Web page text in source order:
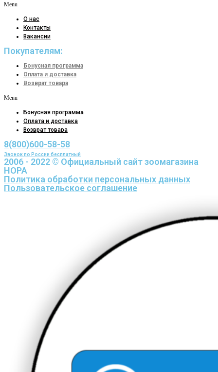
Menu
О нас
Контакты
Вакансии
Покупателям:
Бонусная программа
Оплата и доставка
Возврат товара
Menu
Бонусная программа
Оплата и доставка
Возврат товара
8(800)600-58-58
Звонок по России бесплатный
2006 - 2022 © Официальный сайт зоомагазина
НОРА
Политика обработки персональных данных
Пользовательское соглашение